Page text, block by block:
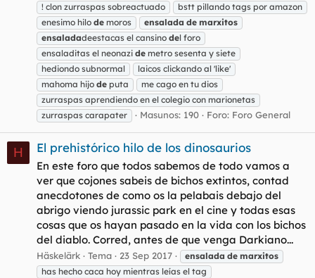
! clon zurraspas sobreactuado
bstt pillando tags por amazon
enesimo hilo de moros ensalada de marxitos
ensaladadeestacas el cansino del foro
ensaladitas el neonazi de metro sesenta y siete
hediondo subnormal
laicos clickando al 'like'
mahoma hijo de puta
me cago en tu dios
zurraspas aprendiendo en el colegio con marionetas
zurraspas carapater
Masunos: 190 Foro: Foro General
H El prehistórico hilo de los dinosaurios
En este foro que todos sabemos de todo vamos a
ver que cojones sabeis de bichos extintos, contad
anecdotones de como os la pelabais debajo del
abrigo viendo jurassic park en el cine y todas esas
cosas que os hayan pasado en la vida con los bichos
del diablo. Corred, antes de que venga Darkiano...
Häskelärk Tema 23 Sep 2017 ensalada de marxitos
has hecho caca hoy mientras leías el tag